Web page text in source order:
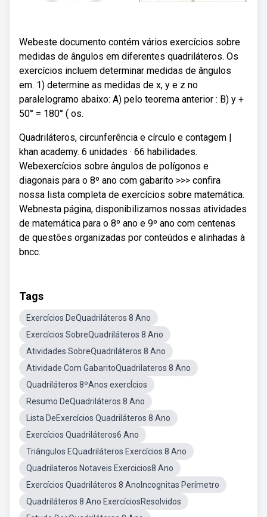
Webeste documento contém vários exercícios sobre
medidas de ângulos em diferentes quadriláteros. Os
exercícios incluem determinar medidas de ângulos
em. 1) determine as medidas de x, y e z no
paralelogramo abaixo: A) pelo teorema anterior : B) y +
50° = 180° ( os.
Quadriláteros, circunferência e círculo e contagem |
khan academy. 6 unidades · 66 habilidades.
Webexercícios sobre ângulos de polígonos e
diagonais para o 8º ano com gabarito >>> confira
nossa lista completa de exercícios sobre matemática.
Webnesta página, disponibilizamos nossas atividades
de matemática para o 8º ano e 9º ano com centenas
de questões organizadas por conteúdos e alinhadas à
bncc.
Tags
Exercícios DeQuadriláteros 8 Ano
Exercícios SobreQuadriláteros 8 Ano
Atividades SobreQuadriláteros 8 Ano
Atividade Com GabaritoQuadrilateros 8 Ano
Quadriláteros 8ºAnos exercÍcios
Resumo DeQuadriláteros 8 Ano
Lista DeExercícios Quadriláteros 8 Ano
Exercícios Quadriláteros6 Ano
Triângulos EQuadriláteros Exercícios 8 Ano
Quadrilateros Notaveis Exercicios8 Ano
Exercícios Quadriláteros 8 AnoIncognitas Perímetro
Quadriláteros 8 Ano ExercíciosResolvidos